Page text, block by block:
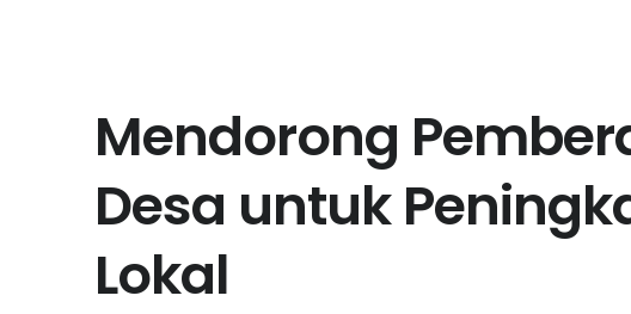
Mendorong
Desa untuk
Lokal